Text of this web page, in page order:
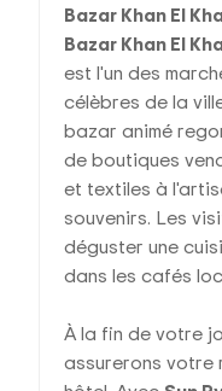
Bazar Khan El
Bazar Khan El
est l'un des
célèbres de la
bazar animé
de boutiques
et textiles à
souvenirs. Les
déguster une
dans les cafés
À la fin de votre
assurerons